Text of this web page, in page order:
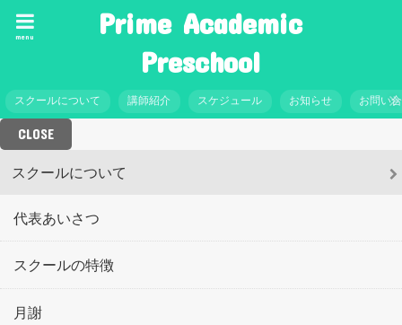
Prime Academic
Preschool
menu
スクールについて 講師紹介 スケジュール お知らせ お問い
CLOSE
スクールについて
代表あいさつ
スクールの特徴
月謝